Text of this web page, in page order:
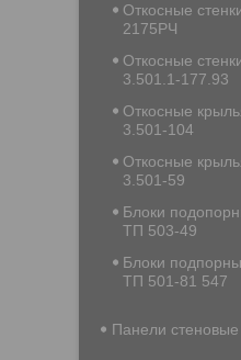
Откосные
2175РЧ
Откосные
3.501.1-177.93
Откосные
3.501-104
Откосные
3.501-59
Блоки
ТП 503-49
Блоки
ТП 501-81 547
Панели стеновые